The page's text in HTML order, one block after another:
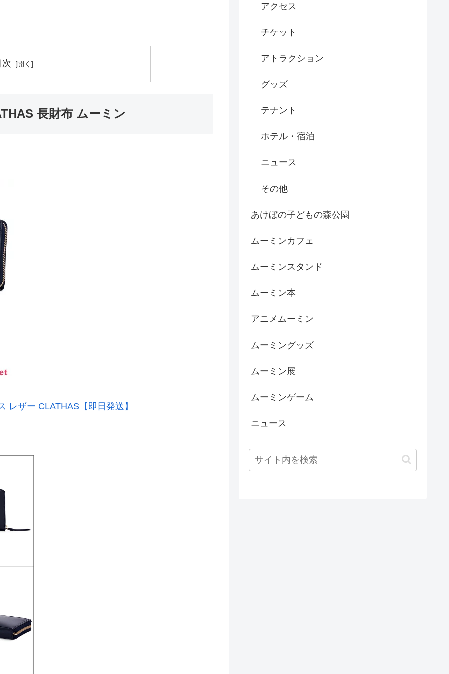
長財布 ムーミン
レザー CLATHAS【即日発送】
アクセス
チケット
アトラクション
グッズ
テナント
ホテル・宿泊
ニュース
その他
あけぼの子どもの森公園
ムーミンカフェ
ムーミンスタンド
ムーミン本
アニメムーミン
ムーミングッズ
ムーミン展
ムーミンゲーム
ニュース